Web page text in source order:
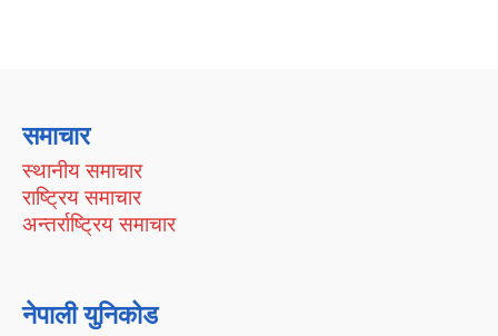
समाचार
स्थानीय समाचार
राष्ट्रिय समाचार
अन्तर्राष्ट्रिय समाचार
नेपाली युनिकोड